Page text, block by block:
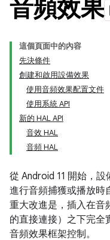
音頻效果
這個頁面中的內容
先決條件
創建和啟用設備效果
使用音頻效果配置文件
使用系統 API
新的 HAL API
音效 HAL
音頻 HAL
從 Android 11 開始，
進行音頻捕獲或播放時
重大改進是，插入在音
的直接連接）之下完全
音頻效果框架控制。